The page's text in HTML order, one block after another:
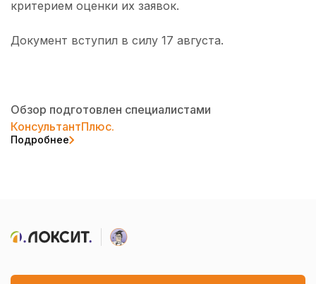
критерием оценки их заявок.
Документ вступил в силу 17 августа.
Обзор подготовлен специалистами
КонсультантПлюс.
Подробнее